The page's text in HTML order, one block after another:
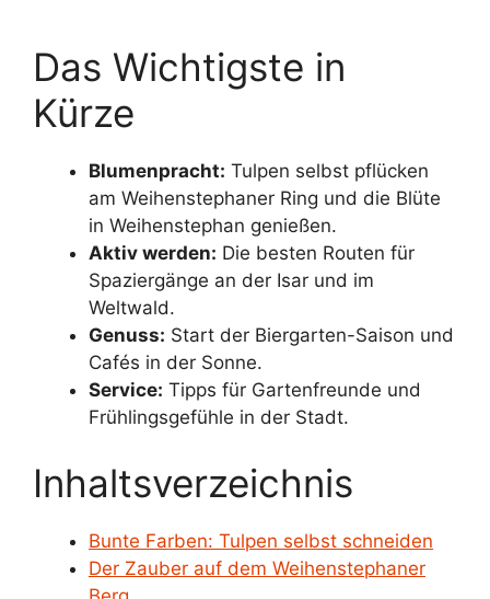
Das Wichtigste in
Kürze
Blumenpracht: Tulpen selbst pflücken
am Weihenstephaner Ring und die Blüte
in Weihenstephan genießen.
Aktiv werden: Die besten Routen für
Spaziergänge an der Isar und im
Weltwald.
Genuss: Start der Biergarten-Saison und
Cafés in der Sonne.
Service: Tipps für Gartenfreunde und
Frühlingsgefühle in der Stadt.
Inhaltsverzeichnis
Bunte Farben: Tulpen selbst schneiden
Der Zauber auf dem Weihenstephaner